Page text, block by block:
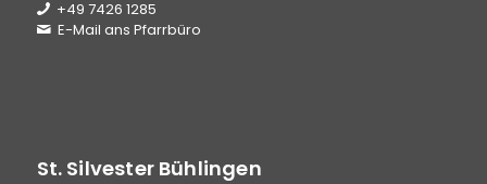
+49 7426 1285
E-Mail ans Pfarrbüro
St. Silvester Bühlingen